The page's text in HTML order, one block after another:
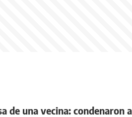
de una vecina: condenaron